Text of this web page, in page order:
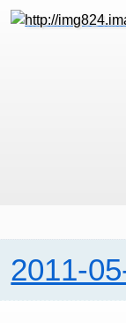
2011-